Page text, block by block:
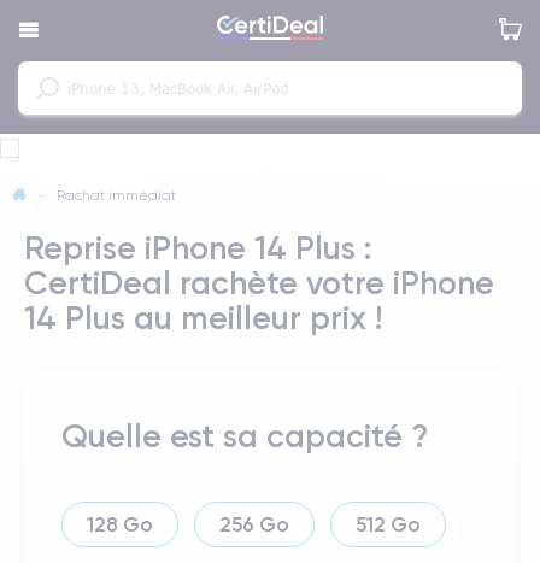
— Rachat immédiat
Reprise iPhone 14 Plus :
CertiDeal rachète votre iPhone
14 Plus au meilleur prix !
Quelle est sa capacité ?
128 Go 256 Go 512 Go